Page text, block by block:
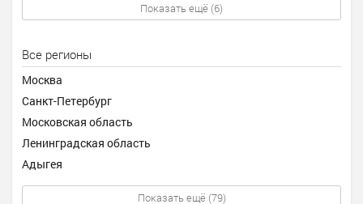
Показать ещё (6)
Все регионы
Москва
Санкт-Петербург
Московская область
Ленинградская область
Адыгея
Показать ещё (79)